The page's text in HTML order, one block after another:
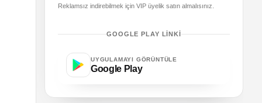
Reklamsız indirebilmek için VIP üyelik satın almalısınız.
GOOGLE PLAY LINKI
UYGULAMAYI GÖRÜNTÜLE
Google Play